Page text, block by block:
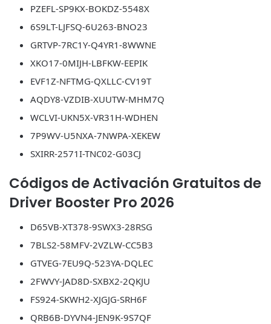
PZEFL-SP9KX-BOKDZ-5548X
6S9LT-LJFSQ-6U263-BNO23
GRTVP-7RC1Y-Q4YR1-8WWNE
XKO17-0MIJH-LBFKW-EEPIK
EVF1Z-NFTMG-QXLLC-CV19T
AQDY8-VZDIB-XUUTW-MHM7Q
WCLVI-UKN5X-VR31H-WDHEN
7P9WV-U5NXA-7NWPA-XEKEW
SXIRR-2571I-TNC02-G03CJ
Códigos de Activación Gratuitos de
Driver Booster Pro 2026
D65VB-XT378-9SWX3-28RSG
7BLS2-58MFV-2VZLW-CC5B3
GTVEG-7EU9Q-523YA-DQLEC
2FWVY-JAD8D-SXBX2-2QKJU
FS924-SKWH2-XJGJG-SRH6F
QRB6B-DYVN4-JEN9K-9S7QF